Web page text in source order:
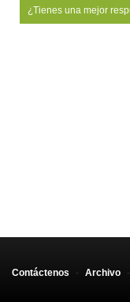
¿Tienes una mejor
Contáctenos - Archivo -